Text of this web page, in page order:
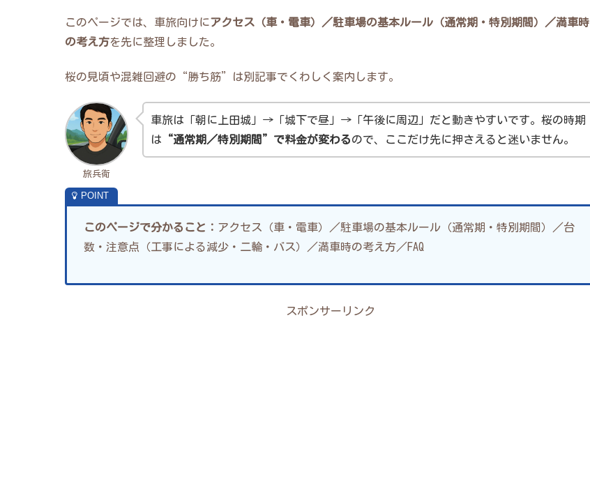
このページでは、車旅向けにアクセス（車・電車）／駐車場の基本ルール（通常期・特別期間）／満車時
の考え方を先に整理しました。
桜の見頃や混雑回避の“勝ち筋”は別記事でくわしく案内します。
旅兵衛
車旅は「朝に上田城」→「城下で昼」→「午後に周辺」だと動きやすいです。桜の時期
は “通常期／特別期間”で料金が変わるので、ここだけ先に押さえると迷いません。
このページで分かること： アクセス（車・電車）／駐車場の基本ルール（通常期・特別期間）／台
数・注意点（工事による減少・二輪・バス）／満車時の考え方／FAQ
スポンサーリンク